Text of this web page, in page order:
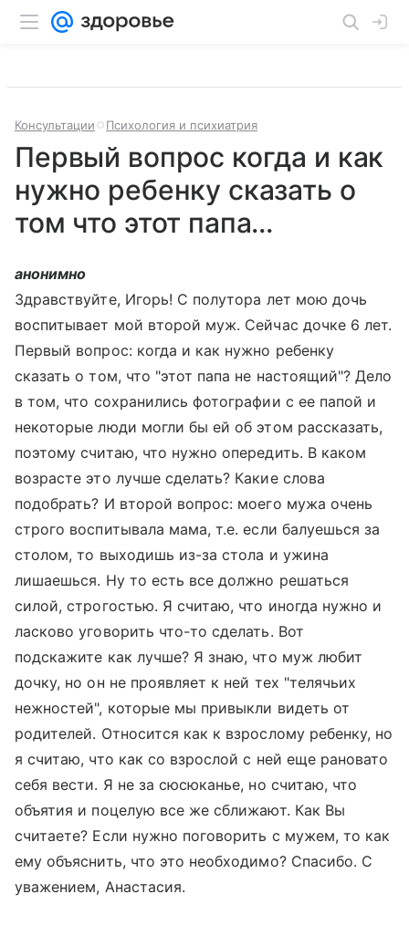
Консультации Психология и психиатрия
Первый вопрос когда и как
нужно ребенку сказать о
том что этот папа...
анонимно
Здравствуйте, Игорь! С полутора лет мою дочь
воспитывает мой второй муж. Сейчас дочке 6 лет.
Первый вопрос: когда и как нужно ребенку
сказать о том, что "этот папа не настоящий"? Дело
в том, что сохранились фотографии с ее папой и
некоторые люди могли бы ей об этом рассказать,
поэтому считаю, что нужно опередить. В каком
возрасте это лучше сделать? Какие слова
подобрать? И второй вопрос: моего мужа очень
строго воспитывала мама, т.е. если балуешься за
столом, то выходишь из-за стола и ужина
лишаешься. Ну то есть все должно решаться
силой, строгостью. Я считаю, что иногда нужно и
ласково уговорить что-то сделать. Вот
подскажите как лучше? Я знаю, что муж любит
дочку, но он не проявляет к ней тех "телячьих
нежностей", которые мы привыкли видеть от
родителей. Относится как к взрослому ребенку, но
я считаю, что как со взрослой с ней еще рановато
себя вести. Я не за сюсюканье, но считаю, что
объятия и поцелую все же сближают. Как Вы
считаете? Если нужно поговорить с мужем, то как
ему объяснить, что это необходимо? Спасибо. С
уважением, Анастасия.